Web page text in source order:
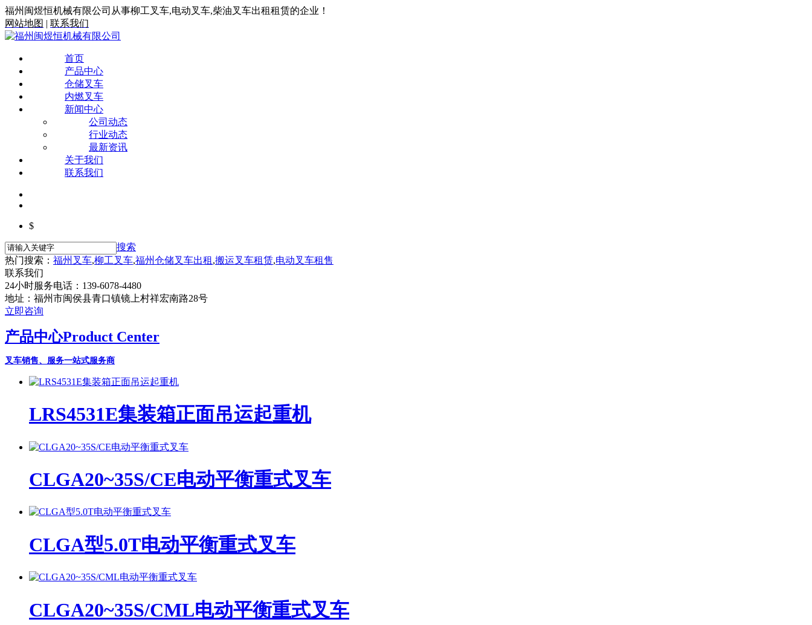
福州闽煜恒机械有限公司从事柳工叉车,电动叉车,柴油叉车出租租赁的企业！
网站地图 | 联系我们
首页
产品中心
仓储叉车
内燃叉车
新闻中心
公司动态
行业动态
最新资讯
关于我们
联系我们
$
搜索
热门搜索： 福州叉车,柳工叉车,福州仓储叉车出租 ,搬运叉车租赁,电动叉车租售
联系我们
24小时服务电话：139-6078-4480
地址：福州市闽侯县青口镇镜上村祥宏南路28号
立即咨询
产品中心Product Center
叉车销售、服务一站式服务商
LRS4531E集装箱正面吊运起重机
CLGA20~35S/CE电动平衡重式叉车
CLGA型5.0T电动平衡重式叉车
CLGA20~35S/CML电动平衡重式叉车